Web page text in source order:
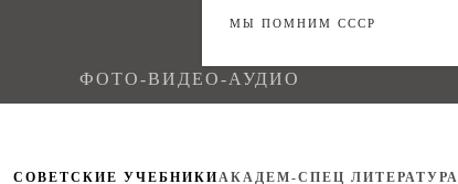
МЫ ПОМНИМ СССР
ФОТО-ВИДЕО-АУДИО
СОВЕТСКИЕ УЧЕБНИКИАКАДЕМ-СПЕЦ ЛИТЕРАТУРА